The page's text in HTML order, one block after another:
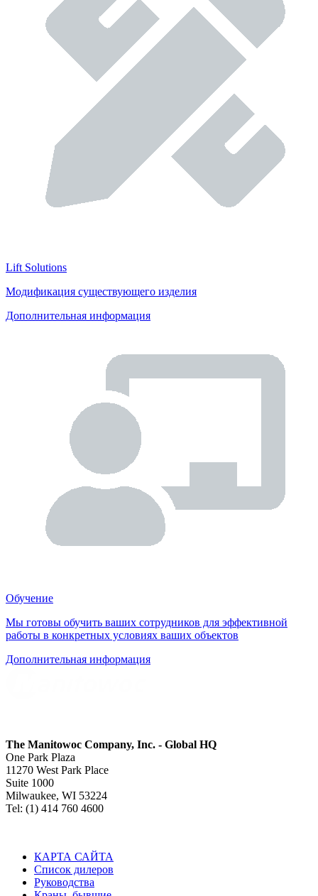
Lift Solutions
Модификация существующего изделия
Дополнительная информация
Обучение
Мы готовы обучить ваших сотрудников для эффективной
работы в конкретных условиях ваших объектов
Дополнительная информация
The Manitowoc Company, Inc. - Global HQ
One Park Plaza
11270 West Park Place
Suite 1000
Milwaukee, WI 53224
Tel: (1) 414 760 4600
КАРТА САЙТА
Список дилеров
Руководства